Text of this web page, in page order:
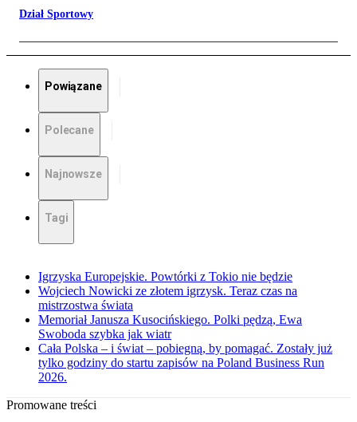
Dział Sportowy
Powiązane
Polecane
Najnowsze
Tagi
Igrzyska Europejskie. Powtórki z Tokio nie będzie
Wojciech Nowicki ze złotem igrzysk. Teraz czas na
mistrzostwa świata
Memoriał Janusza Kusocińskiego. Polki pędzą, Ewa
Swoboda szybka jak wiatr
Cała Polska – i świat – pobiegną, by pomagać. Zostały już
tylko godziny do startu zapisów na Poland Business Run
2026.
Promowane treści